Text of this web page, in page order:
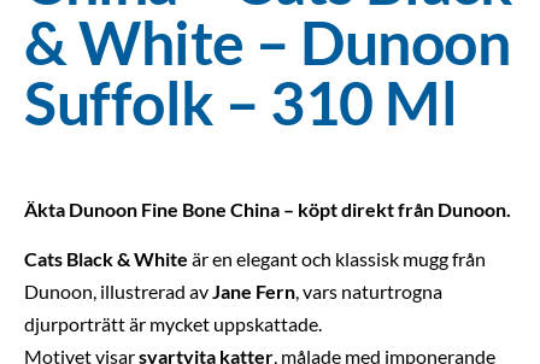
& White – Dunoon
Suffolk – 310 Ml
Äkta Dunoon Fine Bone China – köpt direkt från Dunoon.
Cats Black & White är en elegant och klassisk mugg från
Dunoon, illustrerad avJane Fern, vars naturtrogna
djurporträtt är mycket uppskattade.
Motivet visarsvartvita katter, målade med imponerande